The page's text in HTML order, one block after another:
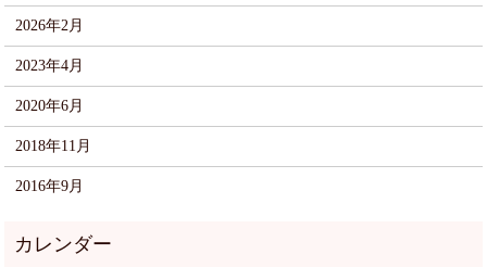
2026年2月
2023年4月
2020年6月
2018年11月
2016年9月